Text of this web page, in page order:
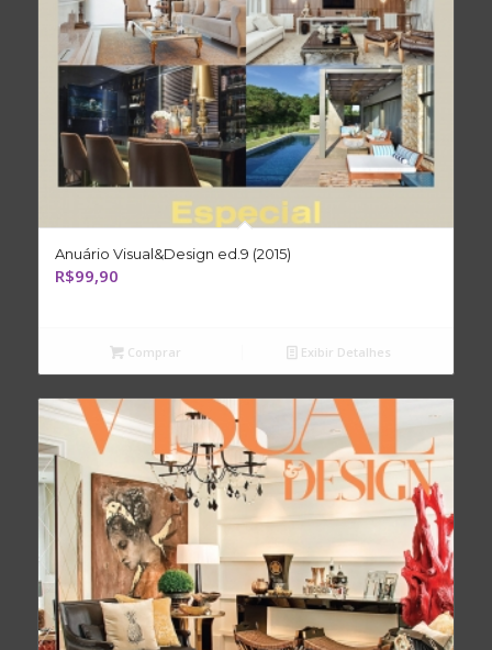
Anuário Visual&Design ed.9 (2015)
R$99,90
Comprar Exibir Detalhes